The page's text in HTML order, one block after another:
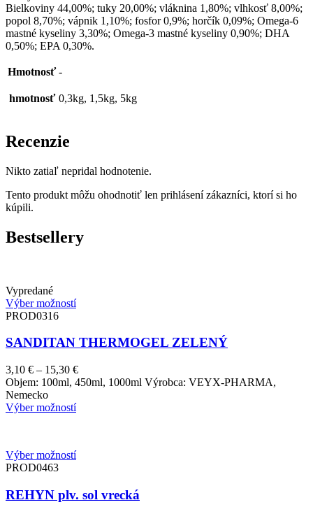
Bielkoviny 44,00%; tuky 20,00%; vláknina 1,80%; vlhkosť 8,00%;
popol 8,70%; vápnik 1,10%; fosfor 0,9%; horčík 0,09%; Omega-6
mastné kyseliny 3,30%; Omega-3 mastné kyseliny 0,90%; DHA
0,50%; EPA 0,30%.
Hmotnosť -
hmotnosť 0,3kg, 1,5kg, 5kg
Recenzie
Nikto zatiaľ nepridal hodnotenie.
Tento produkt môžu ohodnotiť len prihlásení zákazníci, ktorí si ho
kúpili.
Bestsellery
Vypredané
Výber možností
PROD0316
SANDITAN THERMOGEL ZELENÝ
3,10 € – 15,30 €Price
range:
Objem: 100ml, 450ml, 1000ml Výrobca: VEYX-PHARMA,
Nemecko
Výber možností
Výber možností
PROD0463
REHYN plv. sol vrecká